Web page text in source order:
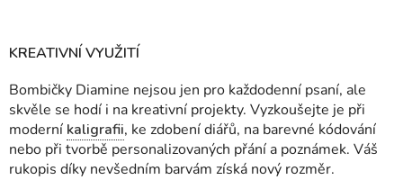
KREATIVNÍ VYUŽITÍ
Bombičky Diamine nejsou jen pro každodenní psaní, ale
skvěle se hodí i na kreativní projekty. Vyzkoušejte je při
moderní kaligrafii, ke zdobení diářů, na barevné kódování
nebo při tvorbě personalizovaných přání a poznámek. Váš
rukopis díky nevšedním barvám získá nový rozměr.